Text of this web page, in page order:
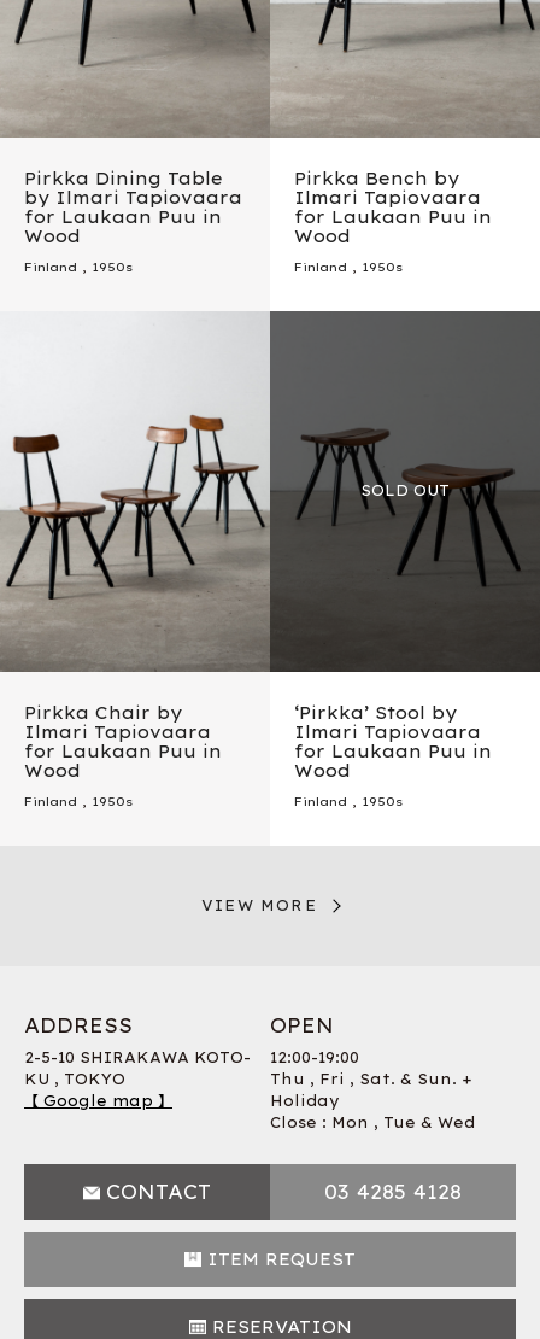
Pirkka Dining Table
by Ilmari Tapiovaara
for Laukaan Puu in
Wood
Finland , 1950s
Pirkka Bench by
Ilmari Tapiovaara
for Laukaan Puu in
Wood
Finland , 1950s
Pirkka Chair by
Ilmari Tapiovaara
for Laukaan Puu in
Wood
Finland , 1950s
‘Pirkka’ Stool by
Ilmari Tapiovaara
for Laukaan Puu in
Wood
Finland , 1950s
VIEW MORE
ADDRESS
2-5-10 SHIRAKAWA KOTO-
KU , TOKYO
【 Google map 】
OPEN
12:00-19:00
Thu , Fri , Sat. & Sun. +
Holiday
Close : Mon , Tue & Wed
CONTACT 03 4285 4128
ITEM REQUEST
RESERVATION